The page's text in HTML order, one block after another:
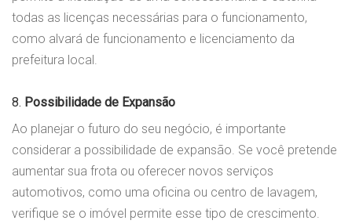
todas as licenças necessárias para o funcionamento,
como alvará de funcionamento e licenciamento da
prefeitura local.
8. Possibilidade de Expansão
Ao planejar o futuro do seu negócio, é importante
considerar a possibilidade de expansão. Se você pretende
aumentar sua frota ou oferecer novos serviços
automotivos, como uma oficina ou centro de lavagem,
verifique se o imóvel permite esse tipo de crescimento.